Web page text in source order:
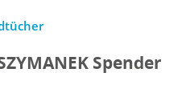
Spender